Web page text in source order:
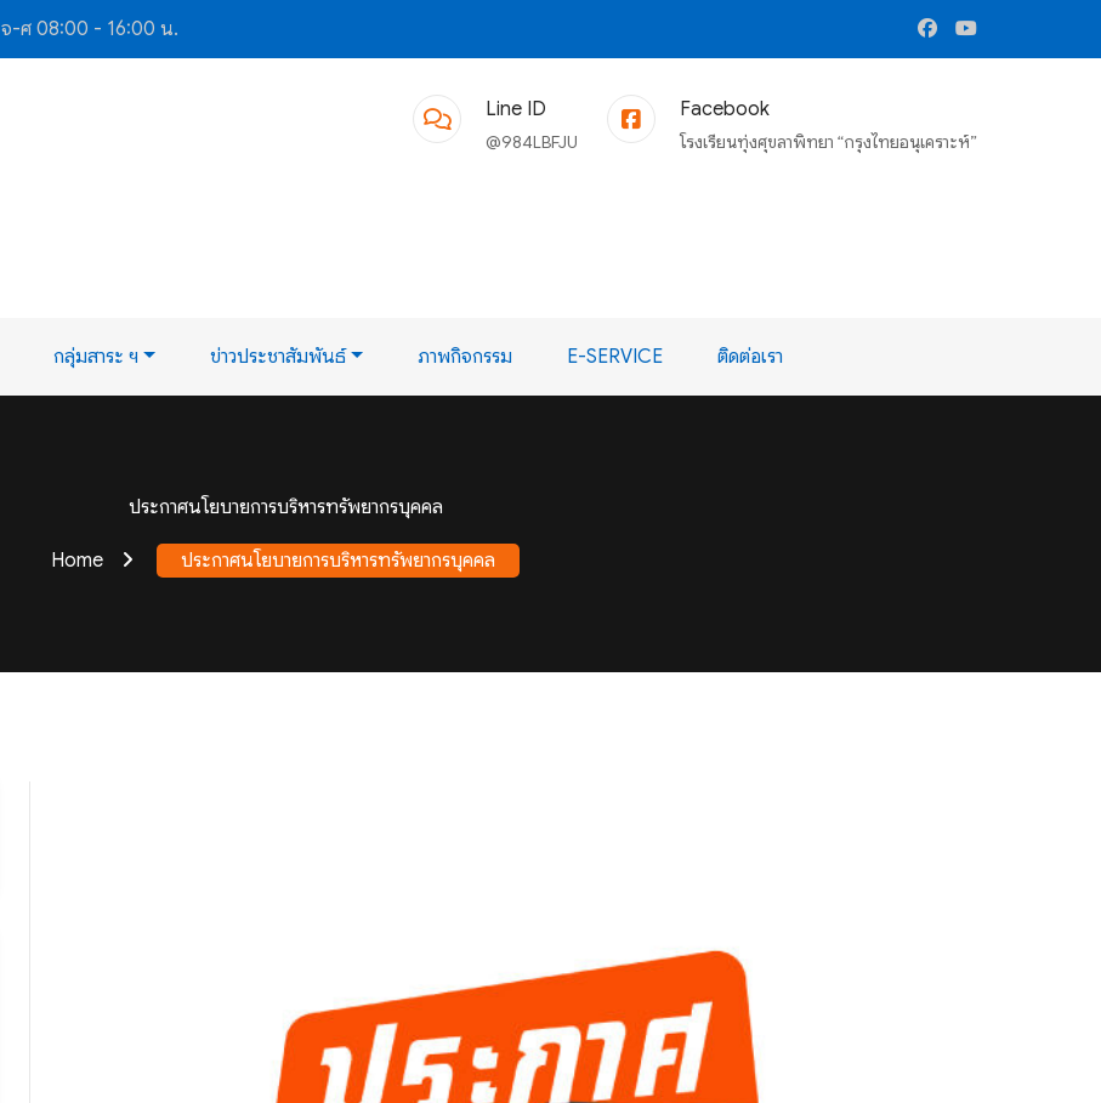
จ-ศ 08:00 - 16:00 น.
Line ID
@984LBFJU
Facebook
โรงเรียนทุ่งศุขลาพิทยา “กรุงไทยอนุเคราะห์”
กลุ่มสาระ ฯ ข่าวประชาสัมพันธ์ ภาพกิจกรรม E-SERVICE ติดต่อเรา
ประกาศนโยบายการบริหารทรัพยากรบุคคล
Home ประกาศนโยบายการบริหารทรัพยากรบุคคล